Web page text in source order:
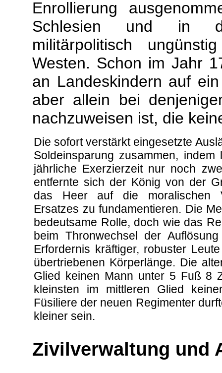
Enrollierung
Schlesien und in
militärpolitisch
Westen. Schon im Jahr
an Landeskindern auf
aber allein bei
nachzuweisen ist, die
Die sofort verstärkt eingesetzte
Soldeinsparung zusammen,
jährliche Exerzierzeit nur noch
entfernte sich der König von der
das Heer auf die moralischen
Ersatzes zu fundamentieren. Die
bedeutsame Rolle, doch wie das
beim Thronwechsel der
Erfordernis kräftiger, robuster
übertriebenen Körperlänge. Die
Glied keinen Mann unter 5 Fuß 8
kleinsten im mittleren Glied
Füsiliere der neuen Regimenter
kleiner sein.
Zivilverwaltung und